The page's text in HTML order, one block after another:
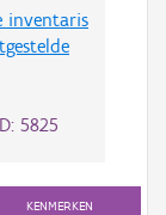
inventaris
5825
KENMERKEN